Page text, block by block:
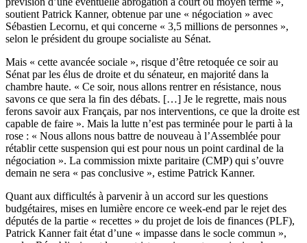
soutient Patrick Kanner, obtenue par une « négociation » avec
Sébastien Lecornu, et qui concerne « 3,5 millions de personnes »,
selon le président du groupe socialiste au Sénat.
Mais « cette avancée sociale », risque d’être retoquée ce soir au
Sénat par les élus de droite et du sénateur, en majorité dans la
chambre haute. « Ce soir, nous allons rentrer en résistance, nous
savons ce que sera la fin des débats. […] Je le regrette, mais nous
ferons savoir aux Français, par nos interventions, ce que la droite est
capable de faire ». Mais la lutte n’est pas terminée pour le parti à la
rose : « Nous allons nous battre de nouveau à l’Assemblée pour
rétablir cette suspension qui est pour nous un point cardinal de la
négociation ». La commission mixte paritaire (CMP) qui s’ouvre
demain ne sera « pas conclusive », estime Patrick Kanner.
Quant aux difficultés à parvenir à un accord sur les questions
budgétaires, mises en lumière encore ce week-end par le rejet des
députés de la partie « recettes » du projet de lois de finances (PLF),
Patrick Kanner fait état d’une « impasse dans le socle commun »,